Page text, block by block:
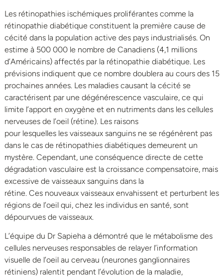
Les rétinopathies ischémiques proliférantes comme la
rétinopathie diabétique constituent la première cause de
cécité dans la population active des pays industrialisés. On
estime à 500 000 le nombre de Canadiens (4,1 millions
d’Américains) affectés par la rétinopathie diabétique. Les
prévisions indiquent que ce nombre doublera au cours des 15
prochaines années. Les maladies causant la cécité se
caractérisent par une dégénérescence vasculaire, ce qui
limite l’apport en oxygène et en nutriments dans les cellules
nerveuses de l’oeil (rétine). Les raisons
pour lesquelles les vaisseaux sanguins ne se régénèrent pas
dans le cas de rétinopathies diabétiques demeurent un
mystère. Cependant, une conséquence directe de cette
dégradation vasculaire est la croissance compensatoire, mais
excessive de vaisseaux sanguins dans la
rétine. Ces nouveaux vaisseaux envahissent et perturbent les
régions de l’oeil qui, chez les individus en santé, sont
dépourvues de vaisseaux.
L’équipe du Dr Sapieha a démontré que le métabolisme des
cellules nerveuses responsables de relayer l’information
visuelle de l’oeil au cerveau (neurones ganglionnaires
rétiniens) ralentit pendant l’évolution de la maladie,